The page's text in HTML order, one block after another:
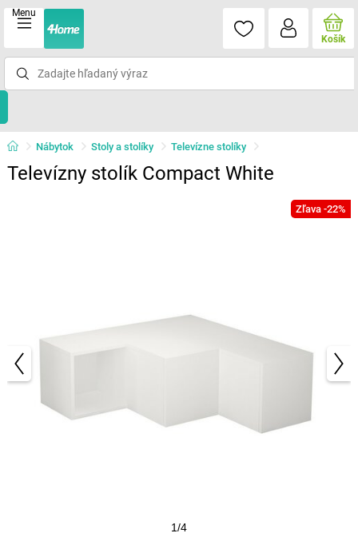
Menu
Košík
Nábytok Stoly a stolíky Televízne stolíky
Televízny stolík Compact White
Zľava -22%
1/4